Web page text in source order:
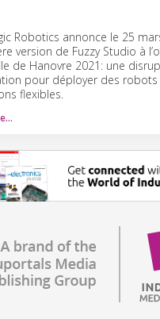
Robotics annonce le 25
version de Fuzzy Studio à
de Hanovre 2021: une
pour déployer des robots
flexibles.